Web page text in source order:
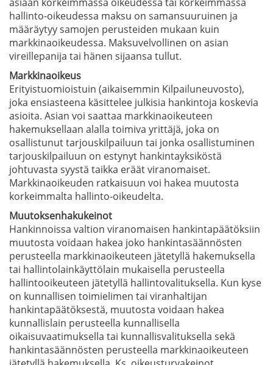
hallinto-oikeudessa maksu on samansuuruinen ja
määräytyy samojen perusteiden mukaan kuin
markkinaoikeudessa. Maksuvelvollinen on asian
vireillepanija tai hänen sijaansa tullut.
Markkinaoikeus
Erityistuomioistuin (aikaisemmin Kilpailuneuvosto),
joka ensiasteena käsittelee julkisia hankintoja koskevia
asioita. Asian voi saattaa markkinaoikeuteen
hakemuksellaan alalla toimiva yrittäjä, joka on
osallistunut tarjouskilpailuun tai jonka osallistuminen
tarjouskilpailuun on estynyt hankintayksiköstä
johtuvasta syystä taikka eräät viranomaiset.
Markkinaoikeuden ratkaisuun voi hakea muutosta
korkeimmalta hallinto-oikeudelta.
Muutoksenhakukeinot
Hankinnoissa valtion viranomaisen hankintapäätöksiin
muutosta voidaan hakea joko hankintasäännösten
perusteella markkinaoikeuteen jätetyllä hakemuksella
tai hallintolainkäyttölain mukaisella perusteella
hallintooikeuteen jätetyllä hallintovalituksella. Kun kyse
on kunnallisen toimielimen tai viranhaltijan
hankintapäätöksestä, muutosta voidaan hakea
kunnallislain perusteella kunnallisella
oikaisuvaatimuksella tai kunnallisvalituksella sekä
hankintasäännösten perusteella markkinaoikeuteen